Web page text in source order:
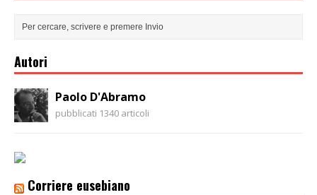
Autori
Paolo D'Abramo
pubblicati 1340 articoli
Corriere eusebiano